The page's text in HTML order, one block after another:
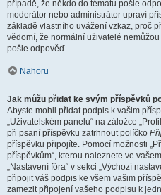
případě, že někdo do tématu pošle
moderátor nebo administrátor upraví
základě vlastního uvážení vzkaz, proč
vědomí, že normální uživatelé
pošle odpověď.
Nahoru
Jak můžu přidat ke svým příspěvků
Abyste mohli přidat podpis k vašim
„Uživatelském panelu“ na záložce
při psaní příspěvku zatrhnout políčko
příspěvku připojíte. Pomocí možnosti
příspěvkům“, kterou naleznete ve
„Nastavení fóra“ v sekci „Výchozí
připojit váš podpis ke všem vašim
zamezit připojení vašeho podpisu k